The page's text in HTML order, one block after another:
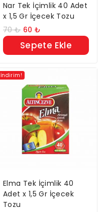
Nar Tek İçimlik 40 Adet
x 1,5 Gr İçecek Tozu
70₺ 60₺
Sepete Ekle
İndirim!
Elma Tek İçimlik 40
Adet x 1,5 Gr İçecek
Tozu